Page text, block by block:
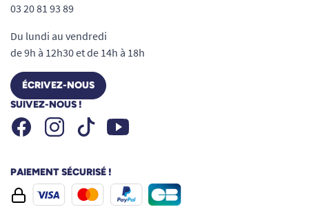
03 20 81 93 89
Du lundi au vendredi
de 9h à 12h30 et de 14h à 18h
ÉCRIVEZ-NOUS
SUIVEZ-NOUS !
FacebookInstagramTiktok Youtube
PAIEMENT SÉCURISÉ !